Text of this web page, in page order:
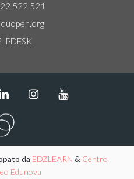
522 521
da EDZLEARN & Centro
Edunova